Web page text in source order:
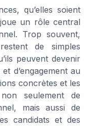
qu’elles soient
un rôle central
Trop souvent,
de simples
peuvent devenir
d’engagement au
concrètes et les
seulement de
mais aussi de
candidats et des